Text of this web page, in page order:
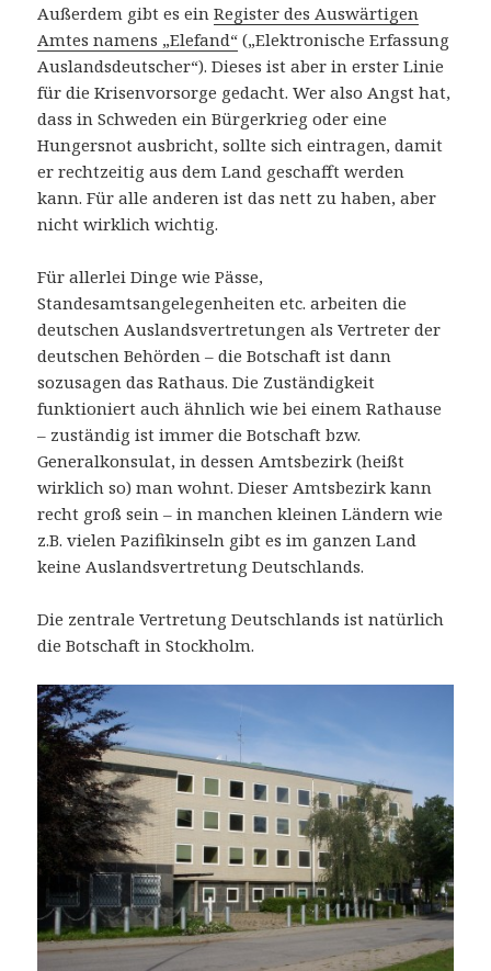
Außerdem gibt es einRegister des Auswärtigen
Amtes namens „Elefand“ („Elektronische Erfassung
Auslandsdeutscher“). Dieses ist aber in erster Linie
für die Krisenvorsorge gedacht. Wer also Angst hat,
dass in Schweden ein Bürgerkrieg oder eine
Hungersnot ausbricht, sollte sich eintragen, damit
er rechtzeitig aus dem Land geschafft werden
kann. Für alle anderen ist das nett zu haben, aber
nicht wirklich wichtig.
Für allerlei Dinge wie Pässe,
Standesamtsangelegenheiten etc. arbeiten die
deutschen Auslandsvertretungen als Vertreter der
deutschen Behörden – die Botschaft ist dann
sozusagen das Rathaus. Die Zuständigkeit
funktioniert auch ähnlich wie bei einem Rathause
– zuständig ist immer die Botschaft bzw.
Generalkonsulat, in dessen Amtsbezirk (heißt
wirklich so) man wohnt. Dieser Amtsbezirk kann
recht groß sein – in manchen kleinen Ländern wie
z.B. vielen Pazifikinseln gibt es im ganzen Land
keine Auslandsvertretung Deutschlands.
Die zentrale Vertretung Deutschlands ist natürlich
die Botschaft in Stockholm.